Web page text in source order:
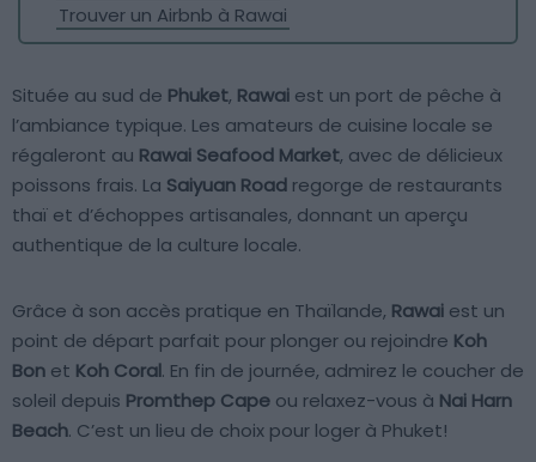
Trouver un Airbnb à Rawai
Située au sud de Phuket, Rawai est un port de pêche à
l’ambiance typique. Les amateurs de cuisine locale se
régaleront au Rawai Seafood Market, avec de délicieux
poissons frais. La Saiyuan Road regorge de restaurants
thaï et d’échoppes artisanales, donnant un aperçu
authentique de la culture locale.
Grâce à son accès pratique en Thaïlande, Rawai est un
point de départ parfait pour plonger ou rejoindre Koh
Bon et Koh Coral. En fin de journée, admirez le coucher de
soleil depuis Promthep Cape ou relaxez-vous à Nai Harn
Beach. C’est un lieu de choix pour loger à Phuket!